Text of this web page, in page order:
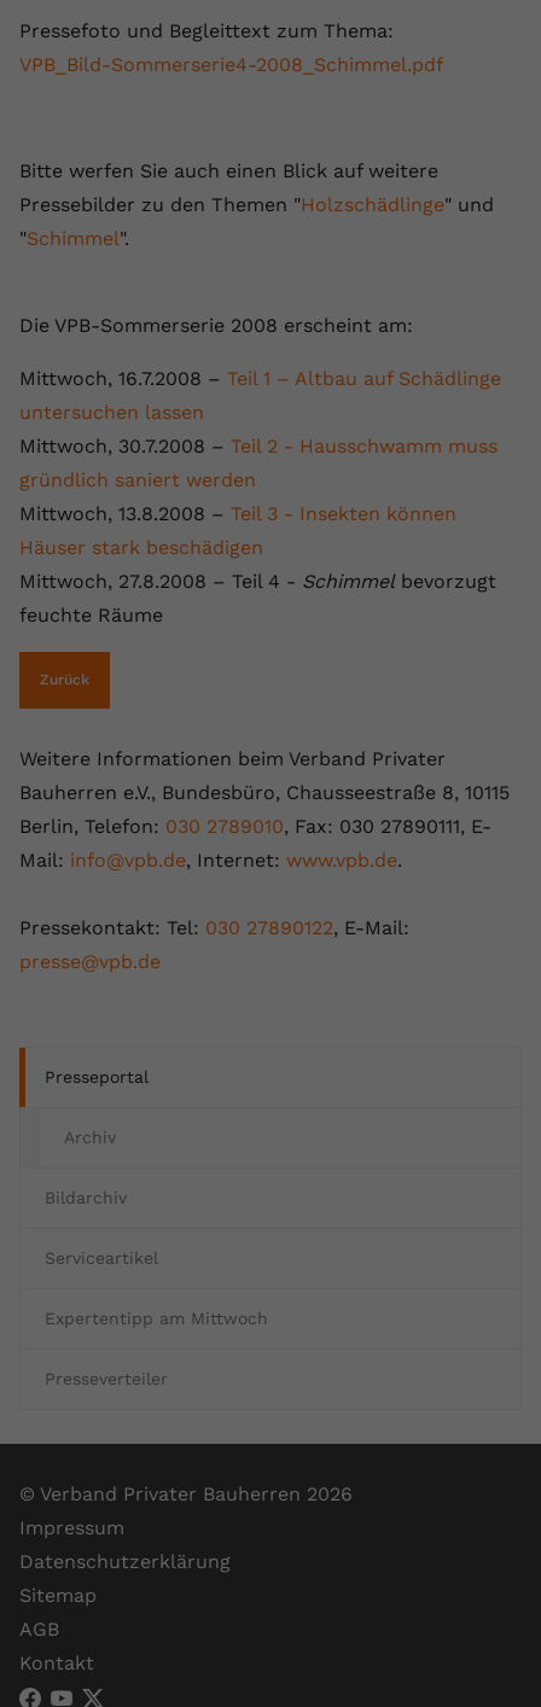
Presseportal
Archiv
Bildarchiv
Serviceartikel
Expertentipp am Mittwoch
Presseverteiler
Pressefoto und Begleittext zum Thema:
VPB_Bild-Sommerserie4-2008_Schimmel.pdf
Bitte werfen Sie auch einen Blick auf weitere
Pressebilder zu den Themen "Holzschädlinge" und
"Schimmel".
Die VPB-Sommerserie 2008 erscheint am:
Mittwoch, 16.7.2008 – Teil 1 – Altbau auf Schädlinge
untersuchen lassen
Mittwoch, 30.7.2008 – Teil 2 - Hausschwamm muss
gründlich saniert werden
Mittwoch, 13.8.2008 – Teil 3 - Insekten können
Häuser stark beschädigen
Mittwoch, 27.8.2008 – Teil 4 - Schimmelbevorzugt
feuchte Räume
Zurück
Weitere Informationen beim Verband Privater
Bauherren e.V., Bundesbüro, Chausseestraße 8, 10115
Berlin, Telefon: 030 2789010, Fax: 030 27890111, E-
Mail: info@vpb.de, Internet: www.vpb.de.
Pressekontakt: Tel: 030 27890122, E-Mail:
presse@vpb.de
© Verband Privater Bauherren 2026
Impressum
Datenschutzerklärung
Sitemap
AGB
Kontakt